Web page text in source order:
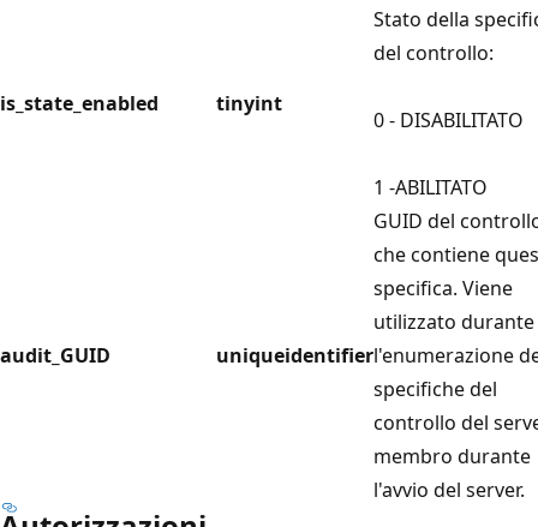
is_state_enabled tinyint
Stato della
del controllo:
0 - DISABILITATO
1 -ABILITATO
audit_GUID uniqueidentifier
GUID del
che contiene
specifica. Viene
utilizzato durante
l'enumerazione
specifiche del
controllo del
membro durante
l'avvio del server.